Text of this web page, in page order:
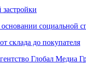
застройки
социальной
склада до покупателя
Глобал Медиа